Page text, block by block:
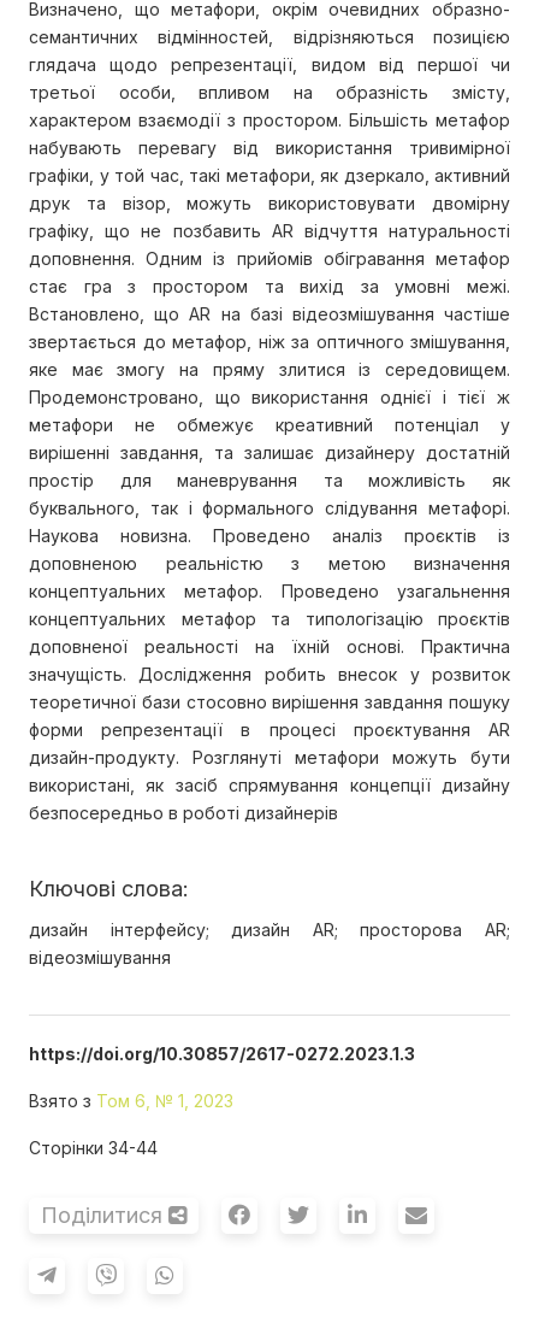
Визначено, що метафори, окрім очевидних образно-
семантичних відмінностей, відрізняються позицією
глядача щодо репрезентації, видом від першої чи
третьої особи, впливом на образність змісту,
характером взаємодії з простором. Більшість метафор
набувають перевагу від використання тривимірної
графіки, у той час, такі метафори, як дзеркало, активний
друк та візор, можуть використовувати двомірну
графіку, що не позбавить AR відчуття натуральності
доповнення. Одним із прийомів обігравання метафор
стає гра з простором та вихід за умовні межі.
Встановлено, що AR на базі відеозмішування частіше
звертається до метафор, ніж за оптичного змішування,
яке має змогу на пряму злитися із середовищем.
Продемонстровано, що використання однієї і тієї ж
метафори не обмежує креативний потенціал у
вирішенні завдання, та залишає дизайнеру достатній
простір для маневрування та можливість як
буквального, так і формального слідування метафорі.
Наукова новизна. Проведено аналіз проєктів із
доповненою реальністю з метою визначення
концептуальних метафор. Проведено узагальнення
концептуальних метафор та типологізацію проєктів
доповненої реальності на їхній основі. Практична
значущість. Дослідження робить внесок у розвиток
теоретичної бази стосовно вирішення завдання пошуку
форми репрезентації в процесі проєктування AR
дизайн-продукту. Розглянуті метафори можуть бути
використані, як засіб спрямування концепції дизайну
безпосередньо в роботі дизайнерів
Ключові слова:
дизайн інтерфейсу; дизайн AR; просторова AR;
відеозмішування
https://doi.org/10.30857/2617-0272.2023.1.3
Взято з Том 6, № 1, 2023
Сторінки 34-44
Поділитися